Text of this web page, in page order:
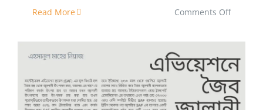
Read More Comments Offon
বাংলাদেশ